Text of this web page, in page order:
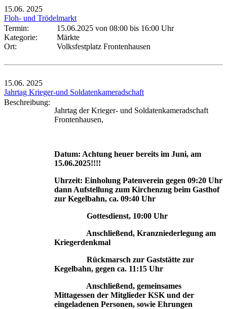
15.06. 2025
Floh- und Trödelmarkt
Termin:
15.06.2025 von 08:00 bis 16:00 Uhr
Kategorie:
Märkte
Ort:
Volksfestplatz Frontenhausen
15.06. 2025
Jahrtag Krieger-und Soldatenkameradschaft
Beschreibung:
Jahrtag der Krieger- und Soldatenkameradschaft
Frontenhausen,
Datum: Achtung heuer bereits im Juni, am
15.06.2025!!!!
Uhrzeit: Einholung Patenverein gegen 09:20 Uhr
dann Aufstellung zum Kirchenzug beim Gasthof
zur Kegelbahn, ca. 09:40 Uhr
Gottesdienst, 10:00 Uhr
Anschließend, Kranzniederlegung am
Kriegerdenkmal
Rückmarsch zur Gaststätte zur
Kegelbahn, gegen ca. 11:15 Uhr
Anschließend, gemeinsames
Mittagessen der Mitglieder KSK und der
eingeladenen Personen, sowie Ehrungen